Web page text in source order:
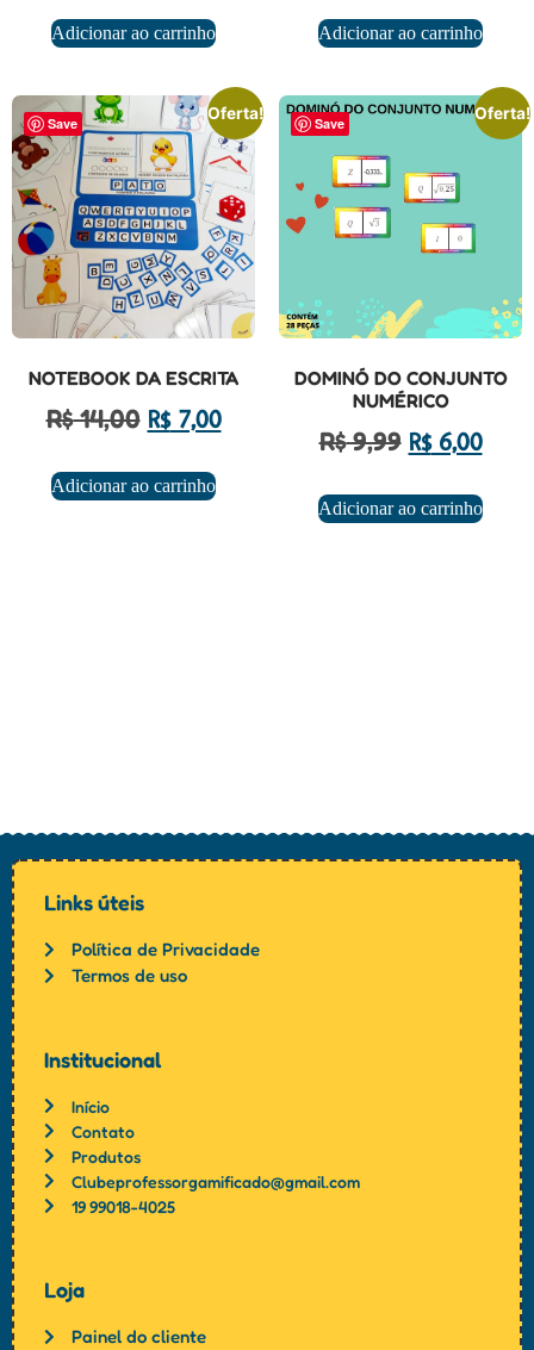
Adicionar ao carrinho Adicionar ao carrinho
Save
Oferta!
NOTEBOOK DA ESCRITA
R$14,00 R$7,00
Adicionar ao carrinho
Save
Oferta!
DOMINÓ DO CONJUNTO
NUMÉRICO
R$9,99 R$6,00
Adicionar ao carrinho
Links úteis
Política de Privacidade
Termos de uso
Institucional
Início
Contato
Produtos
Clubeprofessorgamificado@gmail.com
19 99018-4025
Loja
Painel do cliente